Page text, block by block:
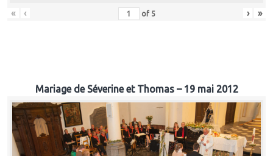
« ‹ of 5 › »
Mariage de Séverine et Thomas – 19 mai 2012